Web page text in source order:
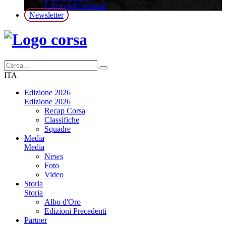
Edizioni Precedenti
Newsletter
ITA
Edizione 2026
Edizione 2026
Recap Corsa
Classifiche
Squadre
Media
Media
News
Foto
Video
Storia
Storia
Albo d'Oro
Edizioni Precedenti
Partner